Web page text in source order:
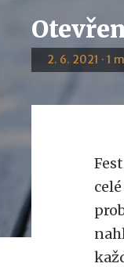
2. 6. 2021 · 1